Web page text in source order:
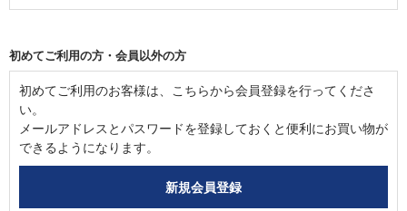
初めてご利用の方・会員以外の方
初めてご利用のお客様は、こちらから会員登録を行ってくださ
い。
メールアドレスとパスワードを登録しておくと便利にお買い物が
できるようになります。